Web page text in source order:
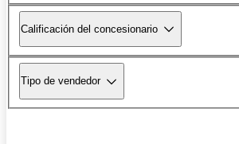
Calificación del concesionario
Tipo de vendedor